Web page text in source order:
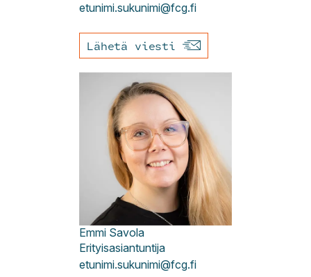
etunimi.sukunimi@fcg.fi
Lähetä viesti
Emmi Savola
Erityisasiantuntija
etunimi.sukunimi@fcg.fi